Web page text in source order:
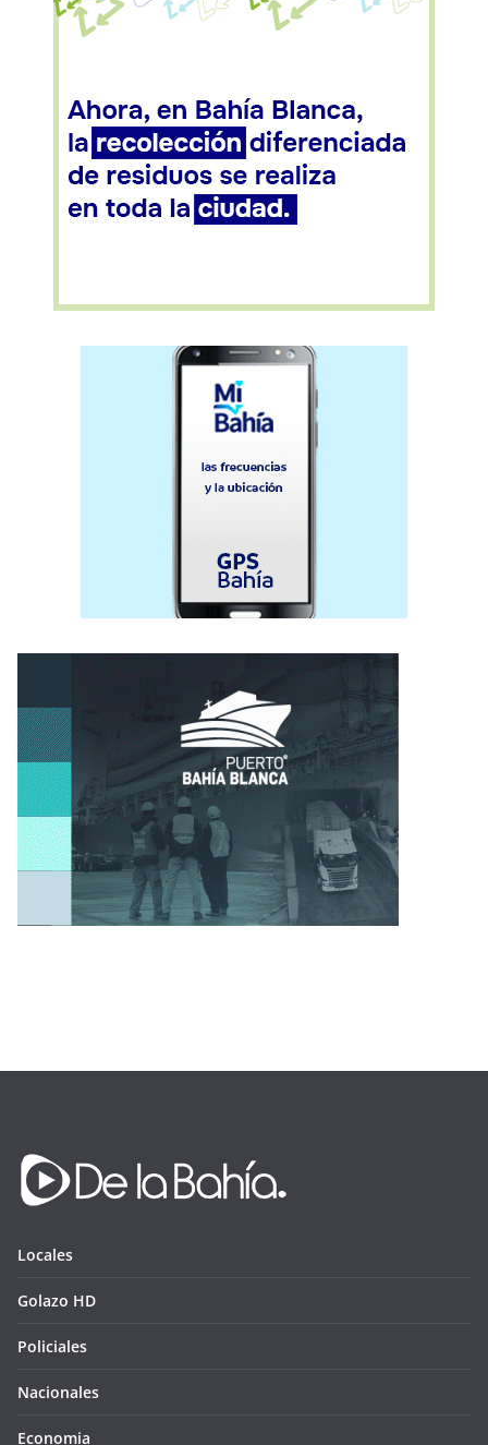
Locales
Golazo HD
Policiales
Nacionales
Economia